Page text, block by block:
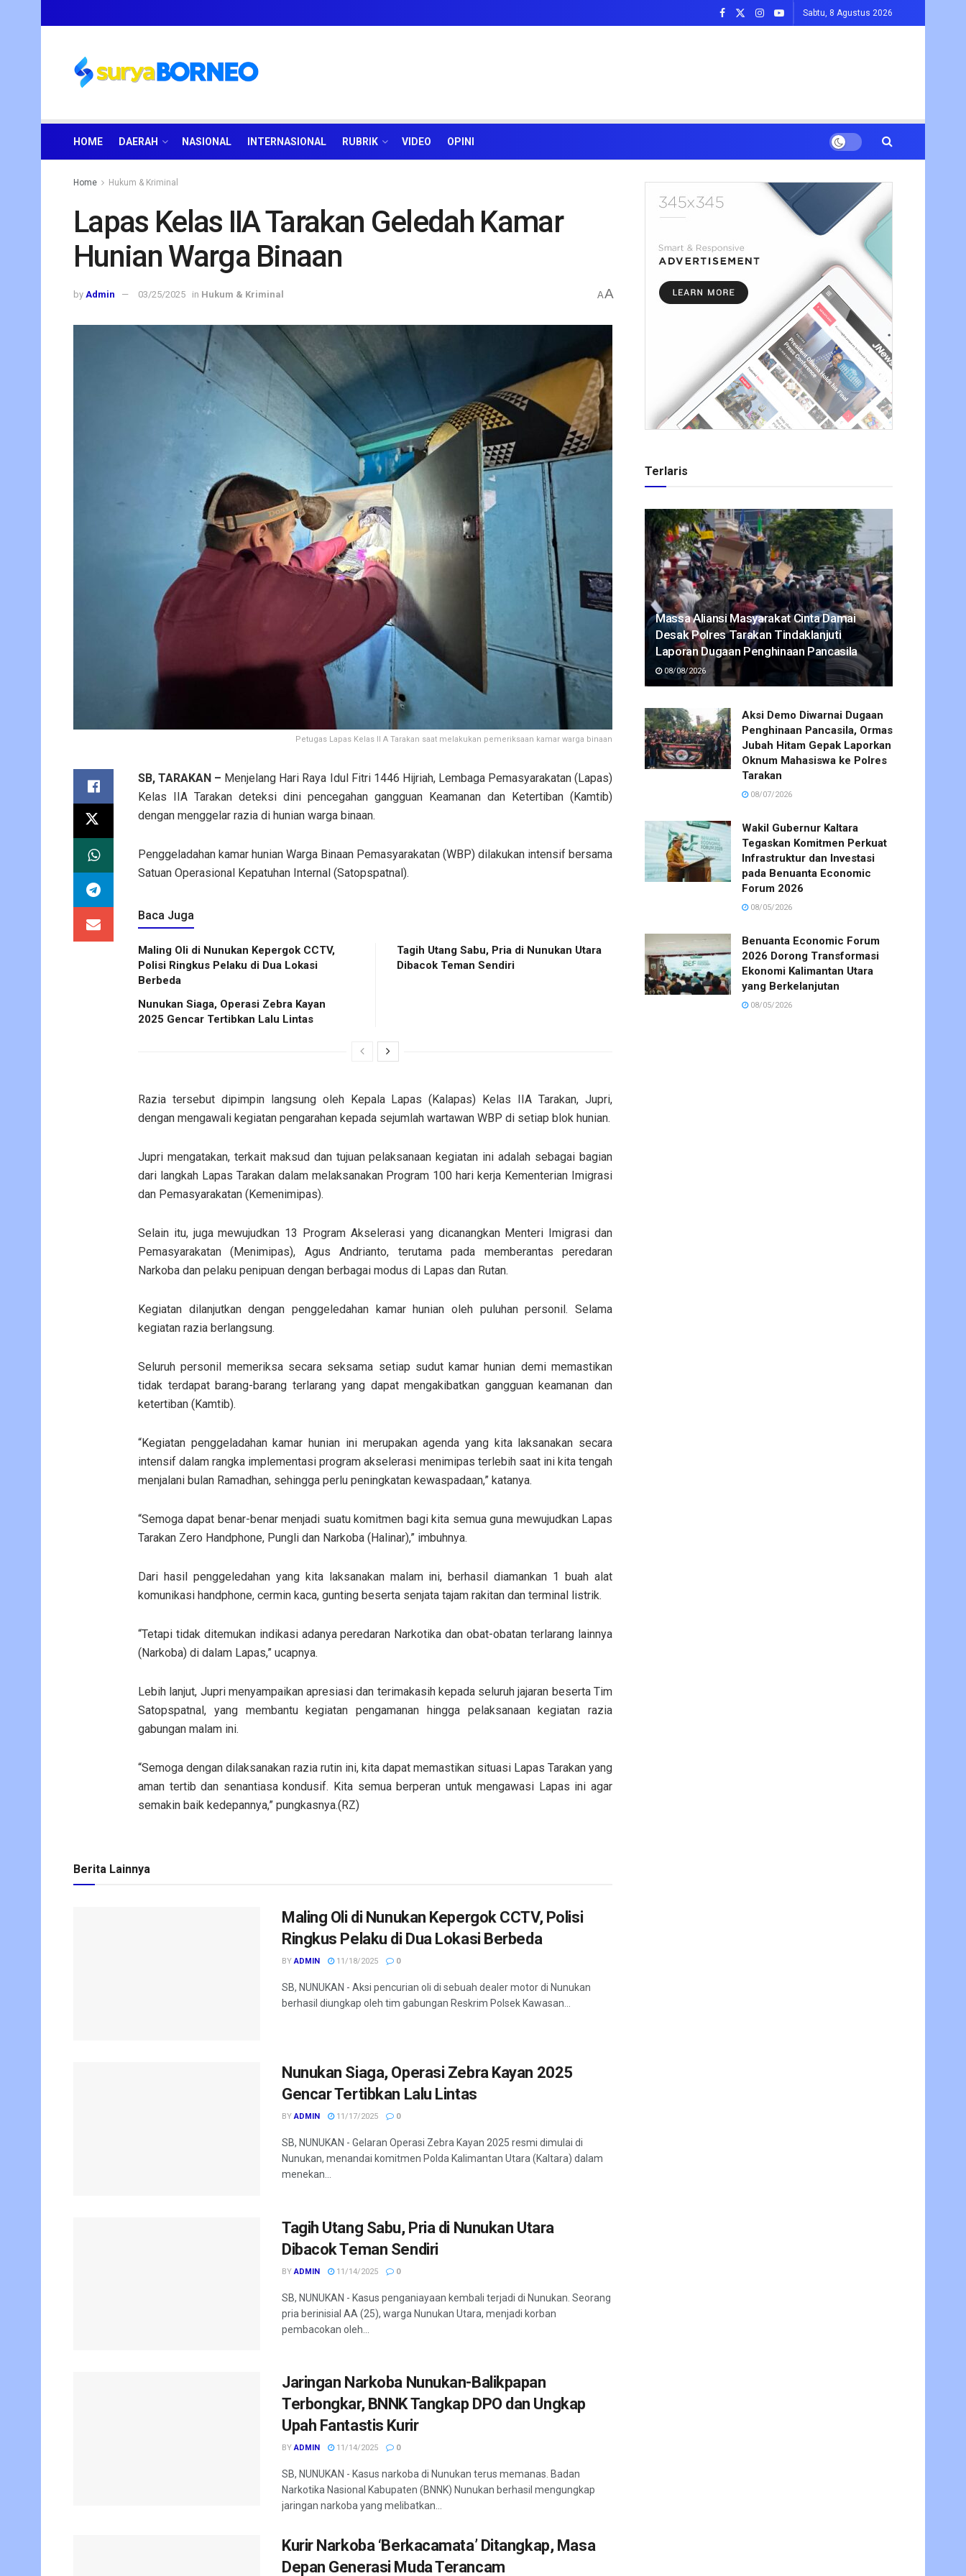
Sabtu, 8 Agustus 2026
HOME DAERAH NASIONAL INTERNASIONAL RUBRIK VIDEO OPINI
Home Hukum & Kriminal
Lapas Kelas IIA Tarakan Geledah Kamar
Hunian Warga Binaan
by Admin 03/25/2025 in Hukum & Kriminal AA
Petugas Lapas Kelas II A Tarakan saat melakukan pemeriksaan kamar warga binaan
SB, TARAKAN – Menjelang Hari Raya Idul Fitri 1446 Hijriah, Lembaga Pemasyarakatan (Lapas)
Kelas IIA Tarakan deteksi dini pencegahan gangguan Keamanan dan Ketertiban (Kamtib)
dengan menggelar razia di hunian warga binaan.
Penggeladahan kamar hunian Warga Binaan Pemasyarakatan (WBP) dilakukan intensif bersama
Satuan Operasional Kepatuhan Internal (Satopspatnal).
Baca Juga
Maling Oli di Nunukan Kepergok CCTV,
Polisi Ringkus Pelaku di Dua Lokasi
Berbeda
Nunukan Siaga, Operasi Zebra Kayan
2025 Gencar Tertibkan Lalu Lintas
Tagih Utang Sabu, Pria di Nunukan Utara
Dibacok Teman Sendiri
Razia tersebut dipimpin langsung oleh Kepala Lapas (Kalapas) Kelas IIA Tarakan, Jupri,
dengan mengawali kegiatan pengarahan kepada sejumlah wartawan WBP di setiap blok hunian.
Jupri mengatakan, terkait maksud dan tujuan pelaksanaan kegiatan ini adalah sebagai bagian
dari langkah Lapas Tarakan dalam melaksanakan Program 100 hari kerja Kementerian Imigrasi
dan Pemasyarakatan (Kemenimipas).
Selain itu, juga mewujudkan 13 Program Akselerasi yang dicanangkan Menteri Imigrasi dan
Pemasyarakatan (Menimipas), Agus Andrianto, terutama pada memberantas peredaran
Narkoba dan pelaku penipuan dengan berbagai modus di Lapas dan Rutan.
Kegiatan dilanjutkan dengan penggeledahan kamar hunian oleh puluhan personil. Selama
kegiatan razia berlangsung.
Seluruh personil memeriksa secara seksama setiap sudut kamar hunian demi memastikan
tidak terdapat barang-barang terlarang yang dapat mengakibatkan gangguan keamanan dan
ketertiban (Kamtib).
“Kegiatan penggeladahan kamar hunian ini merupakan agenda yang kita laksanakan secara
intensif dalam rangka implementasi program akselerasi menimipas terlebih saat ini kita tengah
menjalani bulan Ramadhan, sehingga perlu peningkatan kewaspadaan,” katanya.
“Semoga dapat benar-benar menjadi suatu komitmen bagi kita semua guna mewujudkan Lapas
Tarakan Zero Handphone, Pungli dan Narkoba (Halinar),” imbuhnya.
Dari hasil penggeledahan yang kita laksanakan malam ini, berhasil diamankan 1 buah alat
komunikasi handphone, cermin kaca, gunting beserta senjata tajam rakitan dan terminal listrik.
“Tetapi tidak ditemukan indikasi adanya peredaran Narkotika dan obat-obatan terlarang lainnya
(Narkoba) di dalam Lapas,” ucapnya.
Lebih lanjut, Jupri menyampaikan apresiasi dan terimakasih kepada seluruh jajaran beserta Tim
Satopspatnal, yang membantu kegiatan pengamanan hingga pelaksanaan kegiatan razia
gabungan malam ini.
“Semoga dengan dilaksanakan razia rutin ini, kita dapat memastikan situasi Lapas Tarakan yang
aman tertib dan senantiasa kondusif. Kita semua berperan untuk mengawasi Lapas ini agar
semakin baik kedepannya,” pungkasnya.(RZ)
Berita Lainnya
Maling Oli di Nunukan Kepergok CCTV, Polisi
Ringkus Pelaku di Dua Lokasi Berbeda
BY ADMIN 11/18/2025 0
SB, NUNUKAN - Aksi pencurian oli di sebuah dealer motor di Nunukan
berhasil diungkap oleh tim gabungan Reskrim Polsek Kawasan...
Nunukan Siaga, Operasi Zebra Kayan 2025
Gencar Tertibkan Lalu Lintas
BY ADMIN 11/17/2025 0
SB, NUNUKAN - Gelaran Operasi Zebra Kayan 2025 resmi dimulai di
Nunukan, menandai komitmen Polda Kalimantan Utara (Kaltara) dalam
menekan...
Tagih Utang Sabu, Pria di Nunukan Utara
Dibacok Teman Sendiri
BY ADMIN 11/14/2025 0
SB, NUNUKAN - Kasus penganiayaan kembali terjadi di Nunukan. Seorang
pria berinisial AA (25), warga Nunukan Utara, menjadi korban
pembacokan oleh...
Jaringan Narkoba Nunukan-Balikpapan
Terbongkar, BNNK Tangkap DPO dan Ungkap
Upah Fantastis Kurir
BY ADMIN 11/14/2025 0
SB, NUNUKAN - Kasus narkoba di Nunukan terus memanas. Badan
Narkotika Nasional Kabupaten (BNNK) Nunukan berhasil mengungkap
jaringan narkoba yang melibatkan...
Kurir Narkoba ‘Berkacamata’ Ditangkap, Masa
Depan Generasi Muda Terancam
Terlaris
Massa Aliansi Masyarakat Cinta Damai
Desak Polres Tarakan Tindaklanjuti
Laporan Dugaan Penghinaan Pancasila
08/08/2026
Aksi Demo Diwarnai Dugaan
Penghinaan Pancasila, Ormas
Jubah Hitam Gepak Laporkan
Oknum Mahasiswa ke Polres
Tarakan
08/07/2026
Wakil Gubernur Kaltara
Tegaskan Komitmen Perkuat
Infrastruktur dan Investasi
pada Benuanta Economic
Forum 2026
08/05/2026
Benuanta Economic Forum
2026 Dorong Transformasi
Ekonomi Kalimantan Utara
yang Berkelanjutan
08/05/2026